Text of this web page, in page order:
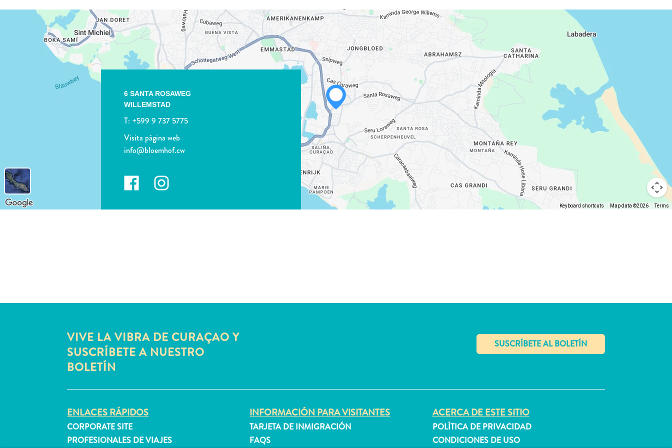
FACEBOOK
CORREO ELECTRÓNICO
COPIAR ENLACE
6 SANTA ROSAWEG
WILLEMSTAD
T: +599 9 737 5775
Visita página web
info@bloemhof.cw
Keyboard shortcuts Map data ©2026 Terms
VIVE LA VIBRA DE CURAÇAO Y
SUSCRÍBETE A NUESTRO
BOLETÍN
✕
ENLACES RÁPIDOS
CORPORATE SITE
PROFESIONALES DE VIAJES
INFORMACIÓN PARA VISITANTES
TARJETA DE INMIGRACIÓN
FAQS
ACERCA DE ESTE SITIO
POLÍTICA DE PRIVACIDAD
CONDICIONES DE USO
COPIAR ENLACE